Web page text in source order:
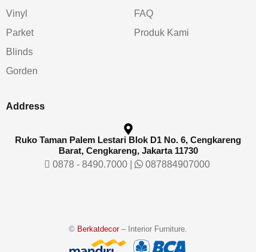
Vinyl
Parket
Blinds
Gorden
FAQ
Produk Kami
Address
Ruko Taman Palem Lestari Blok D1 No. 6, Cengkareng
Barat, Cengkareng, Jakarta 11730
0878 - 8490.7000| 087884907000
© Berkatdecor– Interior Furniture.